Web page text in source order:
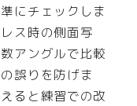
にチェックしま
ス時の側面写
アングルで比較
誤りを防げま
ると練習での改